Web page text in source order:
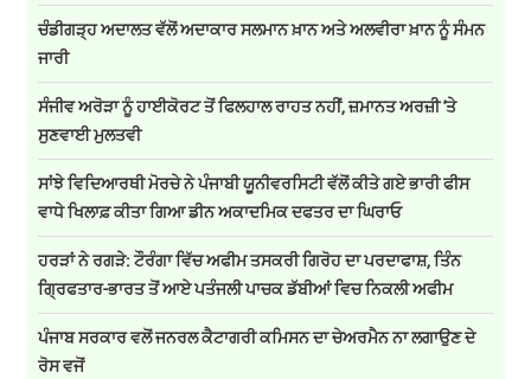
ਚੰਡੀਗੜ੍ਹ ਅਦਾਲਤ ਵੱਲੋਂ ਅਦਾਕਾਰ ਸਲਮਾਨ ਖ਼ਾਨ ਅਤੇ ਅਲਵੀਰਾ ਖ਼ਾਨ ਨੂੰ ਸੰਮਨ
ਜਾਰੀ
ਸੰਜੀਵ ਅਰੋੜਾ ਨੂੰ ਹਾਈਕੋਰਟ ਤੋਂ ਫਿਲਹਾਲ ਰਾਹਤ ਨਹੀਂ, ਜ਼ਮਾਨਤ ਅਰਜ਼ੀ 'ਤੇ
ਸੁਣਵਾਈ ਮੁਲਤਵੀ
ਸਾਂਝੇ ਵਿਦਿਆਰਥੀ ਮੋਰਚੇ ਨੇ ਪੰਜਾਬੀ ਯੂਨੀਵਰਸਿਟੀ ਵੱਲੋਂ ਕੀਤੇ ਗਏ ਭਾਰੀ ਫੀਸ
ਵਾਧੇ ਖਿਲਾਫ਼ ਕੀਤਾ ਗਿਆ ਡੀਨ ਅਕਾਦਮਿਕ ਦਫਤਰ ਦਾ ਘਿਰਾਓ
ਹਰੜਾਂ ਨੇ ਰਗੜੇ: ਟੌਰੰਗਾ ਵਿੱਚ ਅਫੀਮ ਤਸਕਰੀ ਗਿਰੋਹ ਦਾ ਪਰਦਾਫਾਸ਼, ਤਿੰਨ
ਗ੍ਰਿਫਤਾਰ-ਭਾਰਤ ਤੋਂ ਆਏ ਪਤੰਜਲੀ ਪਾਚਕ ਡੱਬੀਆਂ ਵਿਚ ਨਿਕਲੀ ਅਫੀਮ
ਪੰਜਾਬ ਸਰਕਾਰ ਵਲੋਂ ਜਨਰਲ ਕੈਟਾਗਰੀ ਕਮਿਸਨ ਦਾ ਚੇਅਰਮੈਨ ਨਾ ਲਗਾਉਣ ਦੇ
ਰੋਸ ਵਜੋਂ